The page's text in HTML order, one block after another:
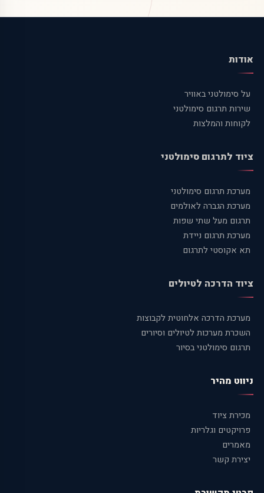
אודות
על סימולטני באוויר
שירות תרגום סימולטני
לקוחות והמלצות
ציוד לתרגום סימולטני
מערכת תרגום סימולטני
מערכת הגברה לאולמים
תרגום מעל שתי שפות
מערכת תרגום ניידת
תא אקוסטי לתרגום
ציוד הדרכה לטיולים
מערכת הדרכה אלחוטית לקבוצות
השכרת מערכות לטיולים וסיורים
תרגום סימולטני בסיור
ניווט מהיר
מכירת ציוד
פרויקטים וגלריות
מאמרים
יצירת קשר